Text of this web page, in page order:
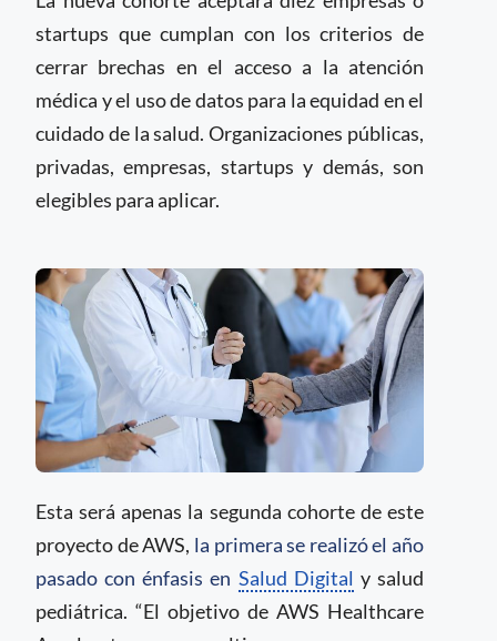
startups que cumplan con los criterios de
cerrar brechas en el acceso a la atención
médica y el uso de datos para la equidad en el
cuidado de la salud. Organizaciones públicas,
privadas, empresas, startups y demás, son
elegibles para aplicar.
Esta será apenas la segunda cohorte de este
proyecto de AWS, la primera se realizó el año
pasado con énfasis en Salud Digital y salud
pediátrica. “El objetivo de AWS Healthcare